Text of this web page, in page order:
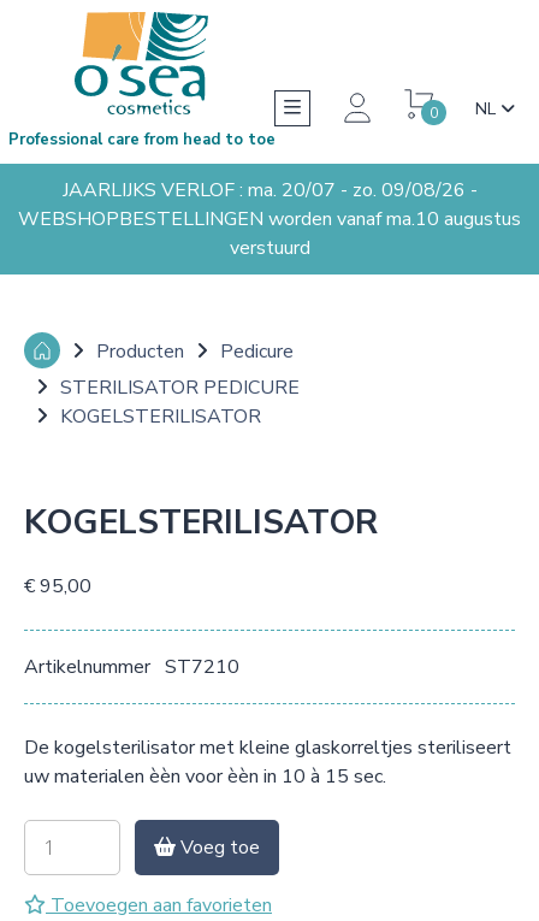
0 NL
Professional care from head to toe
JAARLIJKS VERLOF : ma. 20/07 - zo. 09/08/26 -
WEBSHOPBESTELLINGEN worden vanaf ma.10 augustus
verstuurd
Producten
Pedicure
STERILISATOR PEDICURE
KOGELSTERILISATOR
KOGELSTERILISATOR
€ 95,00
Artikelnummer ST7210
De kogelsterilisator met kleine glaskorreltjes steriliseert
uw materialen èèn voor èèn in 10 à 15 sec.
Voeg toe
Toevoegen aan favorieten